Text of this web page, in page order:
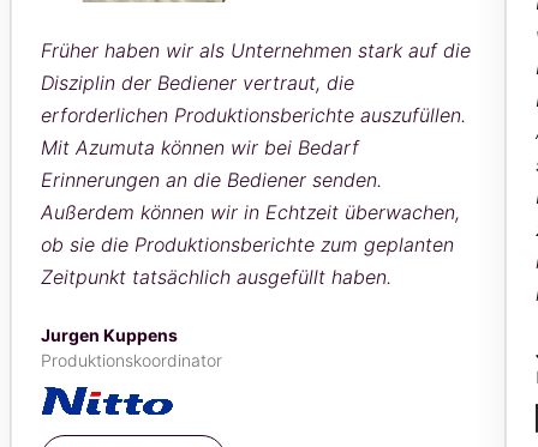
Früher haben wir als Unternehmen stark auf die
Disziplin der Bediener vertraut, die
erforderlichen Produktionsberichte auszufüllen.
Mit Azumuta können wir bei Bedarf
Erinnerungen an die Bediener senden.
Außerdem können wir in Echtzeit überwachen,
ob sie die Produktionsberichte zum geplanten
Zeitpunkt tatsächlich ausgefüllt haben.
Jurgen Kuppens
Produktionskoordinator